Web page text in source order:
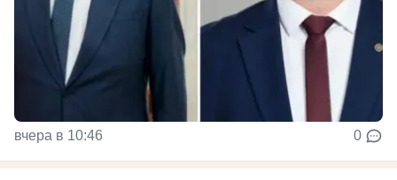
вчера в 10:46 0